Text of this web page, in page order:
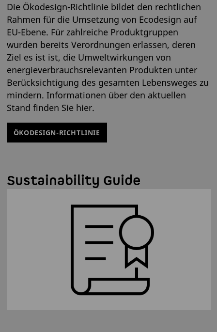
Die Ökodesign-Richtlinie bildet den rechtlichen
Rahmen für die Umsetzung von Ecodesign auf
EU-Ebene. Für zahlreiche Produktgruppen
wurden bereits Verordnungen erlassen, deren
Ziel es ist ist, die Umweltwirkungen von
energieverbrauchsrelevanten Produkten unter
Berücksichtigung des gesamten Lebensweges zu
mindern. Informationen über den aktuellen
Stand finden Sie hier.
ÖKODESIGN-RICHTLINIE
Sustainability Guide